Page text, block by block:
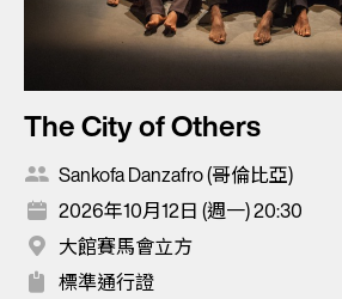
The City of Others
Sankofa Danzafro (哥倫比亞)
2026年10月12日 (週一) 20:30
大館賽馬會立方
標準通行證